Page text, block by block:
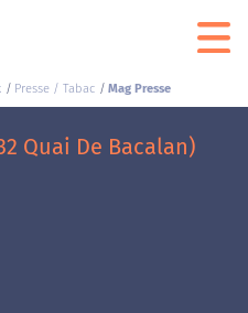
Presse / Tabac Mag Presse
Quai De Bacalan)